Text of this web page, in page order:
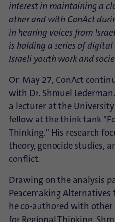
interest in maintaining a
other and with ConAct
in hearing voices from
is holding a series of
Israeli youth work and
On May 27, ConAct
with Dr. Shmuel
a lecturer at the
fellow at the think tank
Thinking." His research
theory, genocide studies,
conflict.
Drawing on the analysis
Peacemaking Alternatives
he co-authored with other
for Regional Thinking,